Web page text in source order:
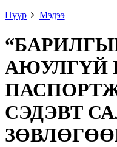
Нүүр
Мэдээ
АЮУЛГҮЙ
СЭДЭВТ